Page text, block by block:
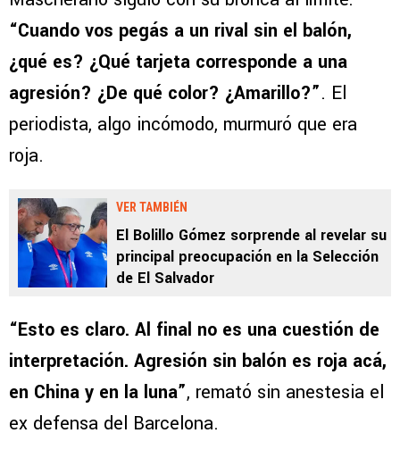
“Cuando vos pegás a un rival sin el balón,
¿qué es? ¿Qué tarjeta corresponde a una
agresión? ¿De qué color? ¿Amarillo?”. El
periodista, algo incómodo, murmuró que era
roja.
VER TAMBIÉN
El Bolillo Gómez sorprende al revelar su
principal preocupación en la Selección
de El Salvador
“Esto es claro. Al final no es una cuestión de
interpretación. Agresión sin balón es roja acá,
en China y en la luna”, remató sin anestesia el
ex defensa del Barcelona.